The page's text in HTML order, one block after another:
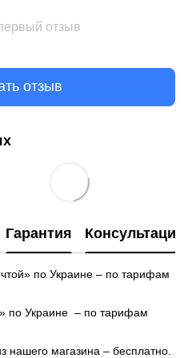
отзыв
отзыв
Гарантия Консультация
по Украине – по тарифам
по Украине – по тарифам
нашего магазина – бесплатно.